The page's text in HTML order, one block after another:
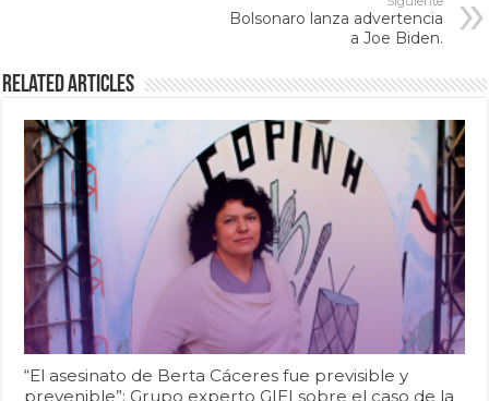
Bolsonaro lanza advertencia
a Joe Biden.
Related Articles
“El asesinato de Berta Cáceres fue previsible y
prevenible”: Grupo experto GIEI sobre el caso de la